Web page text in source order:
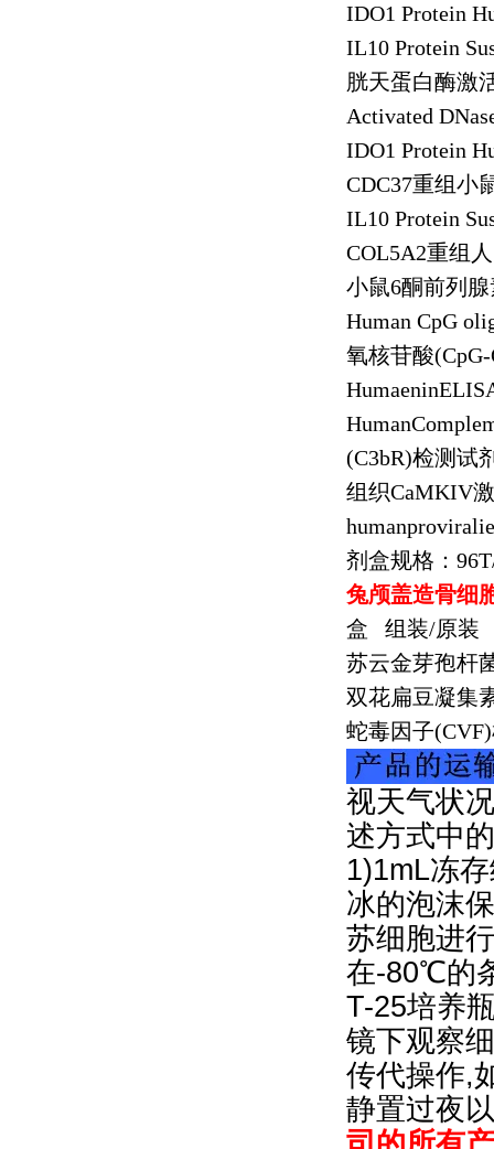
IDO1 Protein
IL10 Protein
胱天蛋白酶激
Activated
IDO1 Protein
CDC37重组小
IL10 Protein
COL5A2重组人
小鼠6酮前列腺
Human CpG
氧核苷酸
(C3bR)检测试
组织CaMKIV
剂盒规格：
兔颅盖造骨细
盒
组装/原装
苏云金芽孢杆
双花扁豆凝集
蛇毒因子(CVF)
视天气状
述方式中
1)1mL冻
冰的泡沫
苏细胞进
在-80℃的
T-25培养
镜下观察
传代操作,
静置过夜